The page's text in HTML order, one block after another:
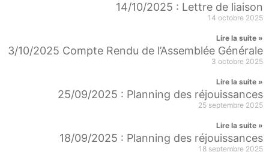
14/10/2025 : Lettre de liaison
14 octobre 2025
Lire la suite »
3/10/2025 Compte Rendu de l’Assemblée Générale
3 octobre 2025
Lire la suite »
25/09/2025 : Planning des réjouissances
25 septembre 2025
Lire la suite »
18/09/2025 : Planning des réjouissances
18 septembre 2025